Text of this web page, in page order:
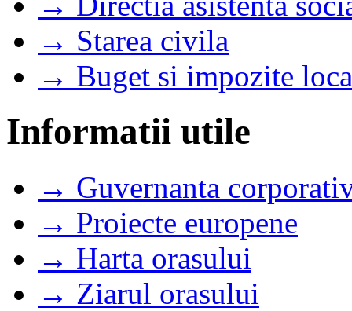
→ Starea civila
→ Buget si impozite
Informatii utile
→ Guvernanta
→ Proiecte europene
→ Harta orasului
→ Ziarul orasului